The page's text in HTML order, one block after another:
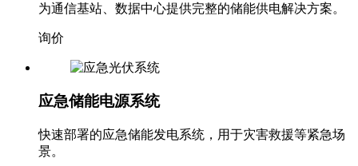
为通信基站、数据中心提供完整的储能供电解决方案。
询价
应急储能电源系统
快速部署的应急储能发电系统，用于灾害救援等紧急场
景。